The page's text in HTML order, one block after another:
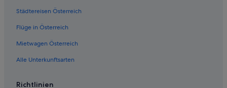
Städtereisen Österreich
Flüge in Österreich
Mietwagen Österreich
Alle Unterkunftsarten
Richtlinien